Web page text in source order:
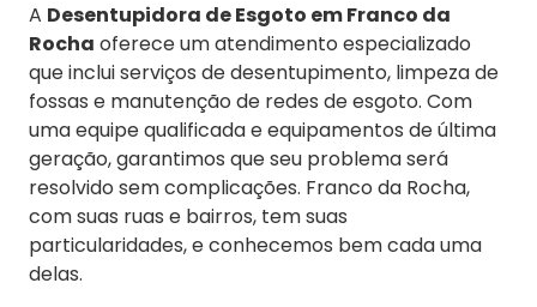
A Desentupidora de Esgoto em Franco da
Rocha oferece um atendimento especializado
que inclui serviços de desentupimento, limpeza de
fossas e manutenção de redes de esgoto. Com
uma equipe qualificada e equipamentos de última
geração, garantimos que seu problema será
resolvido sem complicações. Franco da Rocha,
com suas ruas e bairros, tem suas
particularidades, e conhecemos bem cada uma
delas.